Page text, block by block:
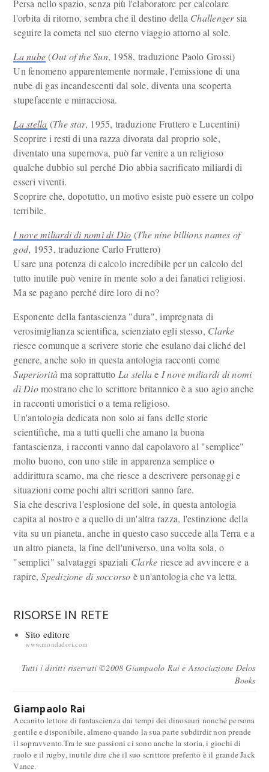
Persa nello spazio, senza più l'elaboratore per calcolare
l'orbita di ritorno, sembra che il destino della Challengersia
seguire la cometa nel suo eterno viaggio attorno al sole.
La nube(Out of the Sun, 1958, traduzione Paolo Grossi)
Un fenomeno apparentemente normale, l'emissione di una
nube di gas incandescenti dal sole, diventa una scoperta
stupefacente e minacciosa.
La stella (The star, 1955, traduzione Fruttero e Lucentini)
Scoprire i resti di una razza divorata dal proprio sole,
diventato una supernova, può far venire a un religioso
qualche dubbio sul perché Dio abbia sacrificato miliardi di
esseri viventi.
Scoprire che, dopotutto, un motivo esiste può essere un colpo
terribile.
I nove miliardi di nomi di Dio (The nine billions names of
god, 1953, traduzione Carlo Fruttero)
Usare una potenza di calcolo incredibile per un calcolo del
tutto inutile può venire in mente solo a dei fanatici religiosi.
Ma se pagano perché dire loro di no?
Esponente della fantascienza "dura", impregnata di
verosimiglianza scientifica, scienziato egli stesso, Clarke
riesce comunque a scrivere storie che esulano dai cliché del
genere, anche solo in questa antologia racconti come
Superioritàma soprattutto La stellae I nove miliardi di nomi
di Diomostrano che lo scrittore britannico è a suo agio anche
in racconti umoristici o a tema religioso.
Un'antologia dedicata non solo ai fans delle storie
scientifiche, ma a tutti quelli che amano la buona
fantascienza, i racconti vanno dal capolavoro al "semplice"
molto buono, con uno stile in apparenza semplice o
addirittura scarno, ma che riesce a descrivere personaggi e
situazioni come pochi altri scrittori sanno fare.
Sia che descriva l'esplosione del sole, in questa antologia
capita al nostro e a quello di un'altra razza, l'estinzione della
vita su un pianeta, anche in questo caso succede alla Terra e a
un altro pianeta, la fine dell'universo, una volta sola, o
"semplici" salvataggi spaziali Clarke riesce ad avvincere e a
rapire,Spedizione di soccorso è un'antologia che va letta.
RISORSE IN RETE
Sito editore
www.mondadori.com
Tutti i diritti riservati ©2008 Giampaolo Rai e Associazione Delos
Books
Giampaolo Rai
Accanito lettore di fantascienza dai tempi dei dinosauri nonché persona
gentile e disponibile, almeno quando la sua parte subdirdir non prende
il sopravvento.Tra le sue passioni ci sono anche la storia, i giochi di
ruolo e il rugby, inutile dire che il suo scrittore preferito è il grande Jack
Vance.